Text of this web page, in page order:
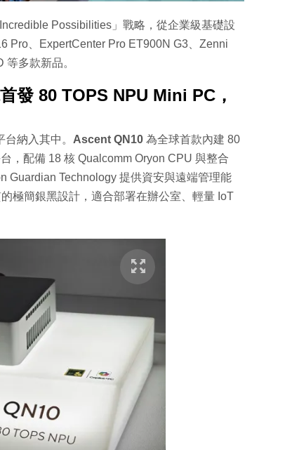
Possibilities」戰略，從企業級基礎設
Pro、ExpertCenter Pro ET900N G3、Zenni
多款新品。
發 80 TOPS NPU Mini PC，
納入其中。 Ascent QN10 為全球首款內建 80
，配備 18 核 Qualcomm Oryon CPU 與整合
Guardian Technology 提供資安與遠端管理能
極簡銀黑設計，適合部署在辦公室、輕量 IoT